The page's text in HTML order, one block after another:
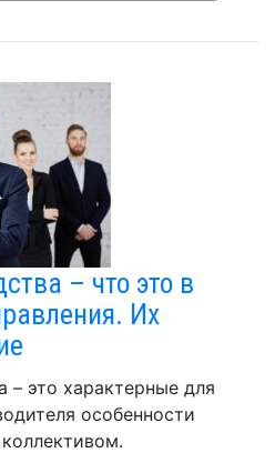
– что это в
Их
– это характерные для
особенности